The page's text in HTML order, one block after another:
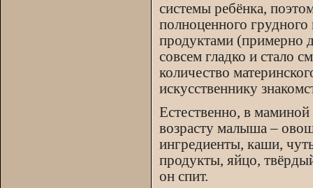
системы ребёнка,
полноценного
продуктами (примерно
совсем гладко и стало
количество
искусственнику
Естественно, в
возрасту малыша –
ингредиенты, каши,
продукты, яйцо,
он спит.